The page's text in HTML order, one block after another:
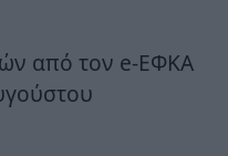
από τον e-ΕΦΚΑ